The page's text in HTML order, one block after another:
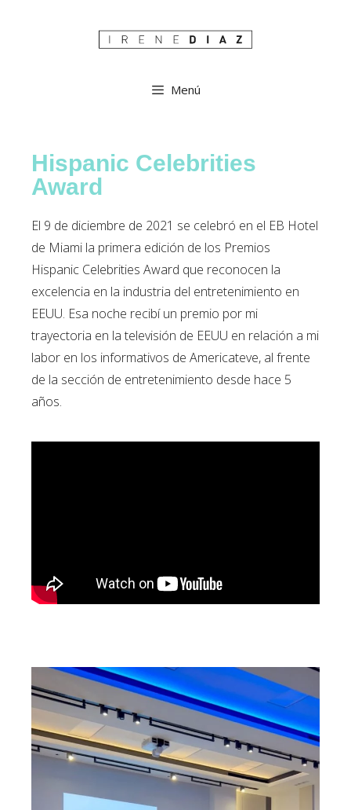
Menú
Hispanic Celebrities
Award
El 9 de diciembre de 2021 se celebró en el EB Hotel
de Miami la primera edición de los Premios
Hispanic Celebrities Award que reconocen la
excelencia en la industria del entretenimiento en
EEUU. Esa noche recibí un premio por mi
trayectoria en la televisión de EEUU en relación a mi
labor en los informativos de Americateve, al frente
de la sección de entretenimiento desde hace 5
años.